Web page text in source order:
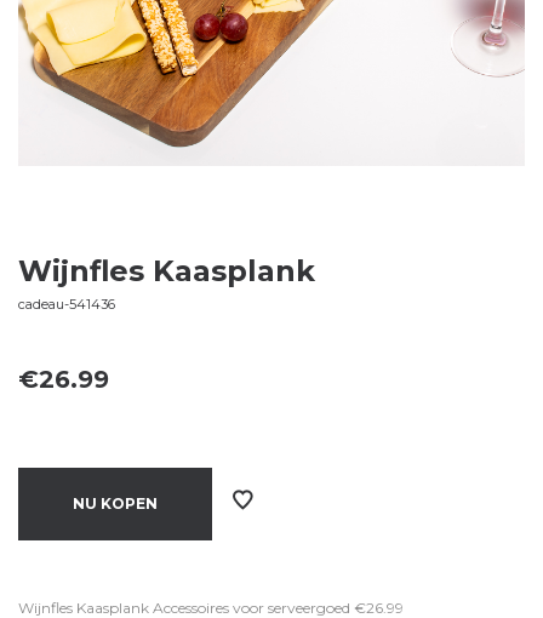
Wijnfles Kaasplank
cadeau-541436
€26.99
NU KOPEN
Wijnfles Kaasplank Accessoires voor serveergoed €26.99